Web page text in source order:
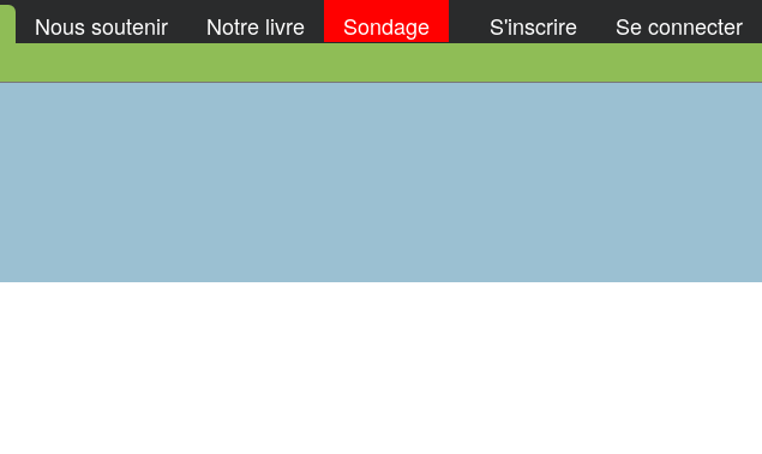
Nous soutenir Notre livre Sondage S'inscrire Se connecter